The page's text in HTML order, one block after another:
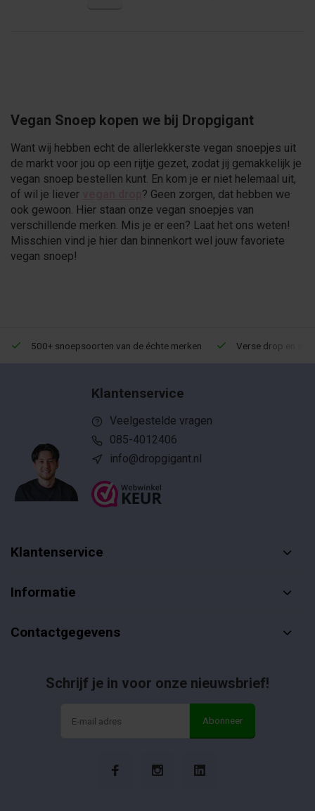
Vegan Snoep kopen we bij Dropgigant
Want wij hebben echt de allerlekkerste vegan snoepjes uit
de markt voor jou op een rijtje gezet, zodat jij gemakkelijk je
vegan snoep bestellen kunt. En kom je er niet helemaal uit,
of wil je liever
? Geen zorgen, dat hebben we
ook gewoon. Hier staan onze vegan snoepjes van
verschillende merken. Mis je er een? Laat het ons weten!
Misschien vind je hier dan binnenkort wel jouw favoriete
vegan snoep!
500+ snoepsoorten van de échte merken Verse drop en
Klantenservice
Veelgestelde vragen
085-4012406
info@dropgigant.nl
Klantenservice
Informatie
Contactgegevens
Schrijf je in voor onze nieuwsbrief!
Abonneer